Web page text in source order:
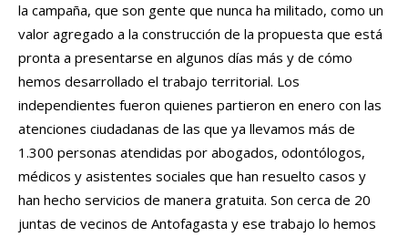
la campaña, que son gente que nunca ha militado, como un
valor agregado a la construcción de la propuesta que está
pronta a presentarse en algunos días más y de cómo
hemos desarrollado el trabajo territorial. Los
independientes fueron quienes partieron en enero con las
atenciones ciudadanas de las que ya llevamos más de
1.300 personas atendidas por abogados, odontólogos,
médicos y asistentes sociales que han resuelto casos y
han hecho servicios de manera gratuita. Son cerca de 20
juntas de vecinos de Antofagasta y ese trabajo lo hemos